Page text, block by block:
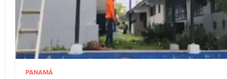
PANAMÁ